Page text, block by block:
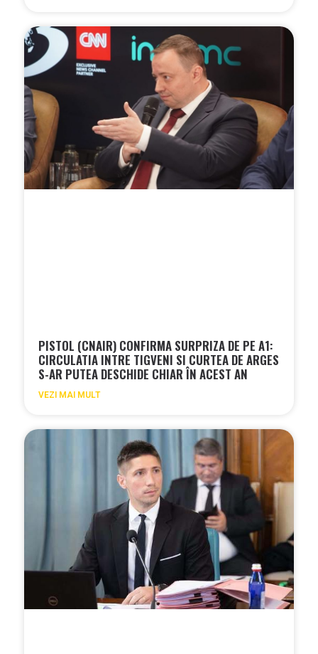
PISTOL (CNAIR) CONFIRMA SURPRIZA DE PE A1:
CIRCULATIA INTRE TIGVENI SI CURTEA DE ARGES
S-AR PUTEA DESCHIDE CHIAR ÎN ACEST AN
VEZI MAI MULT